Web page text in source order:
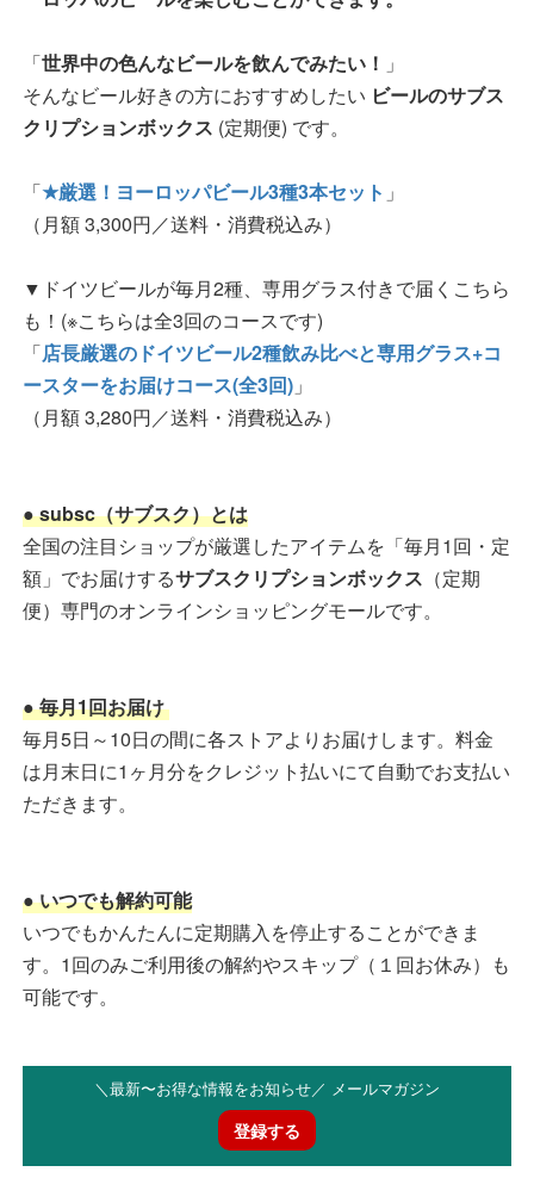
「世界中の色んなビールを飲んでみたい！ 」
そんなビール好きの方におすすめしたい ビールのサブス
クリプションボックス (定期便) です。
「★厳選！ヨーロッパビール3種3本セット 」
（月額 3,300円／送料・消費税込み）
▼ドイツビールが毎月2種、専用グラス付きで届くこちら
も！(※こちらは全3回のコースです)
「店長厳選のドイツビール2種飲み比べと専用グラス+コ
ースターをお届けコース(全3回) 」
（月額 3,280円／送料・消費税込み）
● subsc（サブスク）とは
全国の注目ショップが厳選したアイテムを「毎月1回・定
額」でお届けするサブスクリプションボックス （定期
便）専門のオンラインショッピングモールです。
● 毎月1回お届け
毎月5日～10日の間に各ストアよりお届けします。料金
は月末日に1ヶ月分をクレジット払いにて自動でお支払い
ただきます。
● いつでも解約可能
いつでもかんたんに定期購入を停止することができま
す。1回のみご利用後の解約やスキップ（１回お休み）も
可能です。
＼最新〜お得な情報をお知らせ／ メールマガジン
登録する